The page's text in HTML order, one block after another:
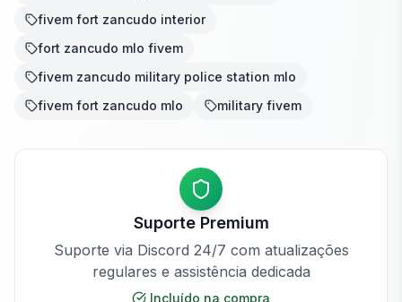
fivem fort zancudo interior
fort zancudo mlo fivem
fivem zancudo military police station mlo
fivem fort zancudo mlo
military fivem
Suporte Premium
Suporte via Discord 24/7 com atualizações
regulares e assistência dedicada
Incluído na compra